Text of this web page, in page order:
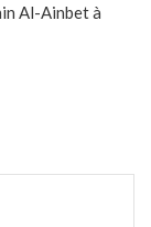
Al-Ainbet à